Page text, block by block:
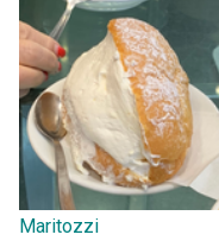
Maritozzi